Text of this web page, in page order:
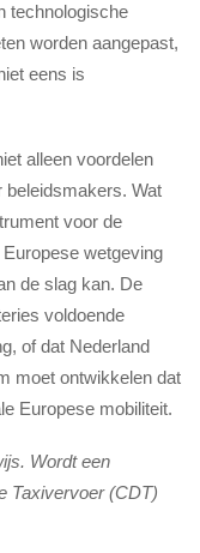
technologische
worden aangepast,
eens is
alleen voordelen
beleidsmakers. Wat
voor de
wetgeving
de slag kan. De
voldoende
of dat Nederland
moet ontwikkelen dat
Europese mobiliteit.
Wordt een
Taxivervoer (CDT)